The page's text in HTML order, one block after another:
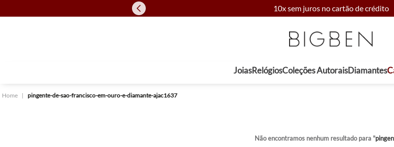
10x sem juros no cartão de crédito
JoiasRelógiosColeções AutoraisDiamantes
pingente-de-sao-francisco-em-ouro-e-diamante-ajac1637
Não encontramos nenhum resultado para "